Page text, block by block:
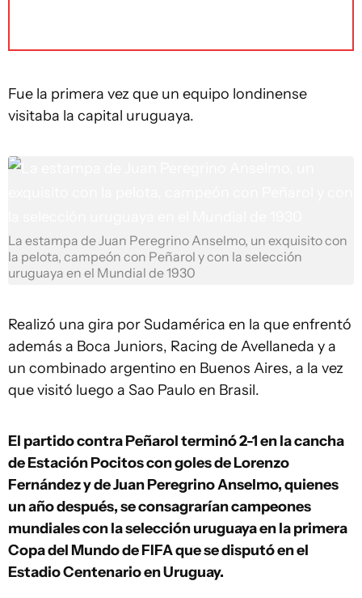
Fue la primera vez que un equipo londinense
visitaba la capital uruguaya.
La estampa de Juan Peregrino Anselmo, un exquisito con
la pelota, campeón con Peñarol y con la selección
uruguaya en el Mundial de 1930
Realizó una gira por Sudamérica en la que enfrentó
además a Boca Juniors, Racing de Avellaneda y a
un combinado argentino en Buenos Aires, a la vez
que visitó luego a Sao Paulo en Brasil.
El partido contra Peñarol terminó 2-1 en la cancha
de Estación Pocitos con goles de Lorenzo
Fernández y de Juan Peregrino Anselmo, quienes
un año después, se consagrarían campeones
mundiales con la selección uruguaya en la primera
Copa del Mundo de FIFA que se disputó en el
Estadio Centenario en Uruguay.